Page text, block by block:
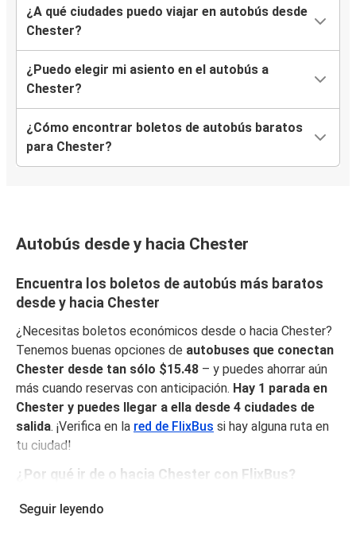
¿A qué ciudades puedo viajar en autobús desde
Chester?
¿Puedo elegir mi asiento en el autobús a
Chester?
¿Cómo encontrar boletos de autobús baratos
para Chester?
Autobús desde y hacia Chester
Encuentra los boletos de autobús más baratos
desde y hacia Chester
¿Necesitas boletos económicos desde o hacia Chester?
Tenemos buenas opciones de autobuses que conectan
Chester desde tan sólo $15.48 – y puedes ahorrar aún
más cuando reservas con anticipación. Hay 1 parada en
Chester y puedes llegar a ella desde 4 ciudades de
salida. ¡Verifica en la red de FlixBus si hay alguna ruta en
tu ciudad!
¿Por qué ir de o hacia Chester con FlixBus?
FlixBus combina precios bajos con comodidad para
Seguir leyendo